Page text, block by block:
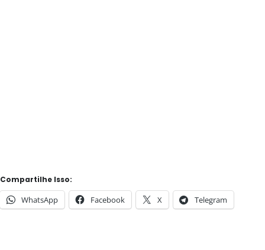
Compartilhe Isso:
WhatsApp Facebook X Telegram